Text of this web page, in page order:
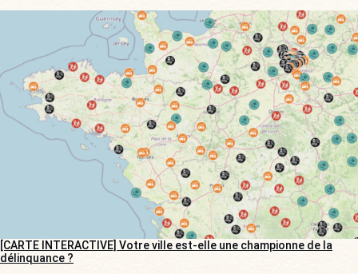
[CARTE INTERACTIVE] Votre ville est-elle une championne de la
délinquance ?